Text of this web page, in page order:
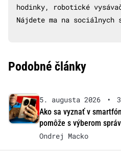
hodinky, robotické
Nájdete ma na sociálnych
Podobné články
5. augusta 2026 •
Ako sa vyznať v
pomôže s výberom
Ondrej Macko